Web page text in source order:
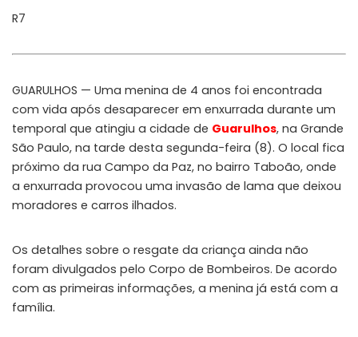
R7
GUARULHOS — Uma menina de 4 anos foi encontrada
com vida após desaparecer em enxurrada durante um
temporal que atingiu a cidade de Guarulhos, na Grande
São Paulo, na tarde desta segunda-feira (8). O local fica
próximo da rua Campo da Paz, no bairro Taboão, onde
a enxurrada provocou uma invasão de lama que deixou
moradores e carros ilhados.
Os detalhes sobre o resgate da criança ainda não
foram divulgados pelo Corpo de Bombeiros. De acordo
com as primeiras informações, a menina já está com a
família.